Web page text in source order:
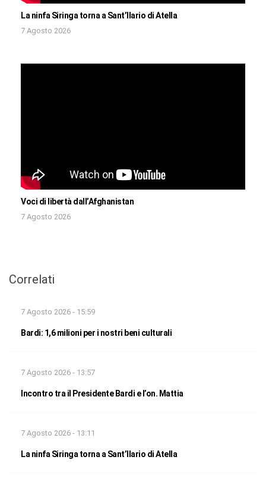
La ninfa Siringa torna a Sant’Ilario di Atella
7 Agosto 2026
Voci di libertà dall’Afghanistan
7 Agosto 2026
Correlati
7 Agosto 2026 - 15:59
Bardi: 1,6 milioni per i nostri beni culturali
7 Agosto 2026 - 13:57
Incontro tra il Presidente Bardi e l’on. Mattia
7 Agosto 2026 - 13:11
La ninfa Siringa torna a Sant’Ilario di Atella